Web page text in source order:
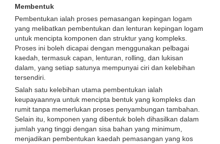
Membentuk
Pembentukan ialah proses pemasangan kepingan logam
yang melibatkan pembentukan dan lenturan kepingan logam
untuk mencipta komponen dan struktur yang kompleks.
Proses ini boleh dicapai dengan menggunakan pelbagai
kaedah, termasuk capan, lenturan, rolling, dan lukisan
dalam, yang setiap satunya mempunyai ciri dan kelebihan
tersendiri.
Salah satu kelebihan utama pembentukan ialah
keupayaannya untuk mencipta bentuk yang kompleks dan
rumit tanpa memerlukan proses penyambungan tambahan.
Selain itu, komponen yang dibentuk boleh dihasilkan dalam
jumlah yang tinggi dengan sisa bahan yang minimum,
menjadikan pembentukan kaedah pemasangan yang kos